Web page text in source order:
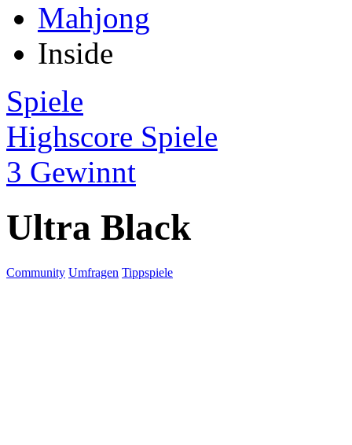
Mahjong
Inside
Spiele
Highscore Spiele
3 Gewinnt
Ultra Black
Community Umfragen Tippspiele